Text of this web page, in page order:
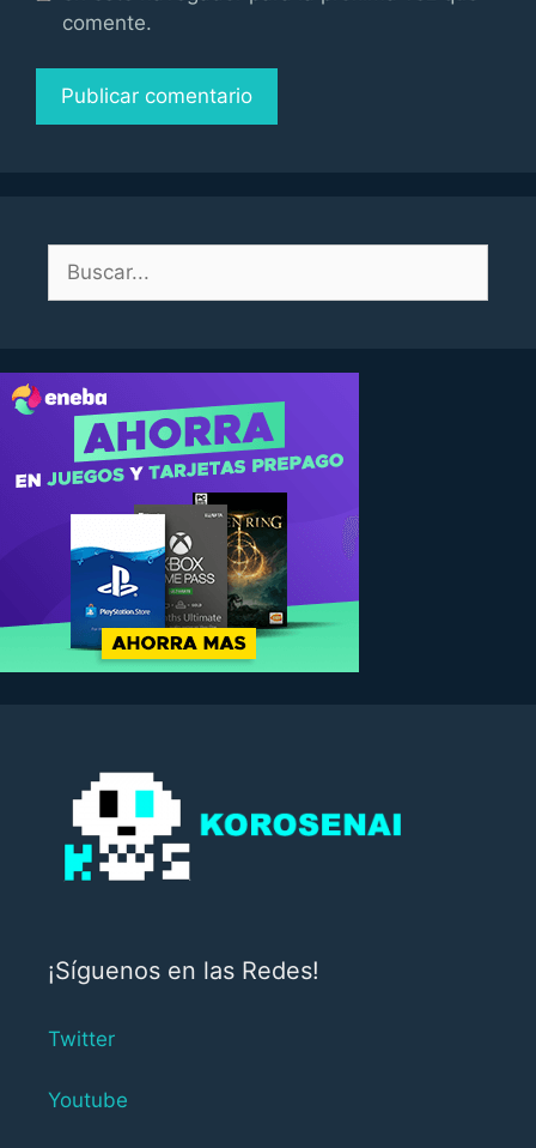
comente.
Buscar:
¡Síguenos en las Redes!
Twitter
Youtube